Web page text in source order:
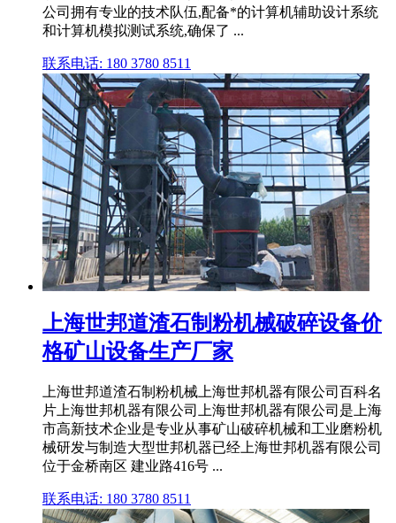
公司拥有专业的技术队伍,配备*的计算机辅助设计系统
和计算机模拟测试系统,确保了 ...
联系电话: 180 3780 8511
上海世邦道渣石制粉机械破碎设备价
格矿山设备生产厂家
上海世邦道渣石制粉机械上海世邦机器有限公司百科名
片上海世邦机器有限公司上海世邦机器有限公司是上海
市高新技术企业是专业从事矿山破碎机械和工业磨粉机
械研发与制造大型世邦机器已经上海世邦机器有限公司
位于金桥南区 建业路416号 ...
联系电话: 180 3780 8511